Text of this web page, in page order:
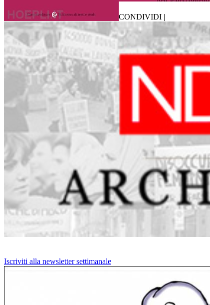
CONDIVIDI |
Iscriviti alla newsletter settimanale